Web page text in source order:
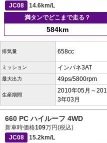
JC08
14.6km/L
満タンでどこまで走る？
584km
排気量 658cc
ミッション インパネ3AT
最大出力 49ps/5800rpm
生産期間
2010年05月～201
3年03月
660 PC ハイルーフ 4WD
新車時価格109万円(税込)
JC08
15.2km/L